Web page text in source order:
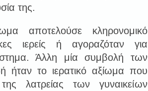
της.
αποτελούσε κληρονομικό
ιερείς ή αγοραζόταν για
Άλλη μία συμβολή των
ήταν το ιερατικό αξίωμα που
λατρείας των γυναικείων